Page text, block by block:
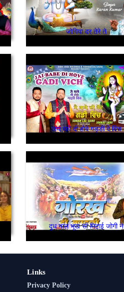
जोगिया दर तेरे ते
जय बाबे दी होवे गड्डी दे विच
दूध नाल भूख सी मिटाई जोगी ने
Links
Privacy Policy